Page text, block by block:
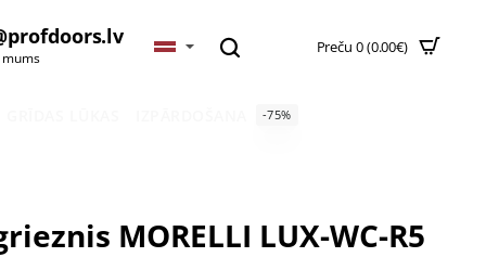
mums
Preču 0 (0.00€)
-75%
MORELLI LUX-WC-R5